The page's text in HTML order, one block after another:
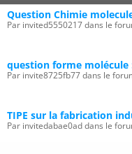
Question Chimie
Par invited5550217 dans le
question forme molécule
Par invite8725fb77 dans le
TIPE sur la fabrication
Par invitedabae0ad dans le